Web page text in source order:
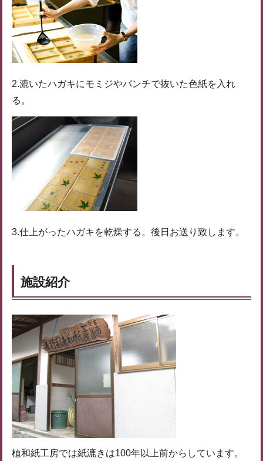
2.漉いたハガキにモミジやパンチで抜いた色紙を入れ
る。
3.仕上がったハガキを乾燥する。後日お送り致します。
施設紹介
植和紙工房では紙漉きは100年以上前からしています。